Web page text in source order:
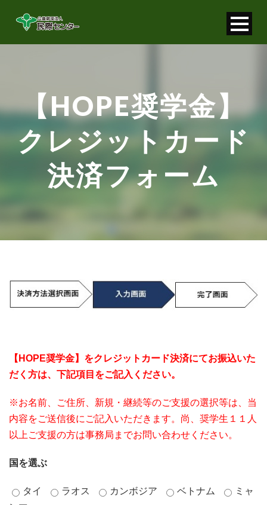
FAQ
お問い合わせ
【HOPE奨学金】
クレジットカード
決済フォーム
【HOPE奨学金】をクレジットカード決済にてお振込いた
だく方は、下記項目をご記入ください。
※お名前、ご住所、新規・継続等のご支援の選択等は、当
内容をご送信後にご記入いただきます。尚、奨学生１１人
以上ご支援の方は事務局までお問い合わせください。
国を選ぶ
タイ ラオス カンボジア ベトナム
ミャ